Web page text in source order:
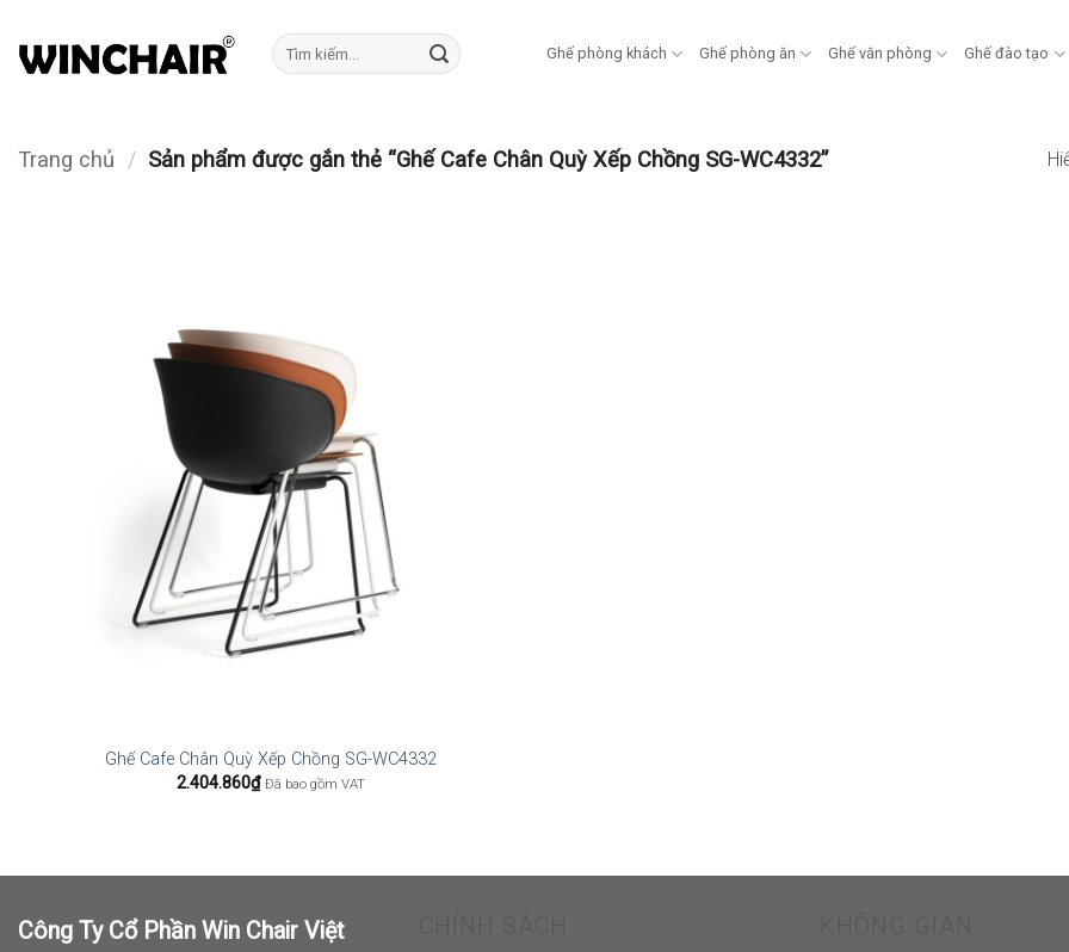
qua
Tìm
kiếm:
Ghế phòng khách Ghế phòng ăn Ghế văn phòng Ghế đào tạo
Trang chủ / Sản phẩm được gắn thẻ “Ghế Cafe Chân Quỳ Xếp Chồng SG-WC4332”
Ghế Cafe Chân Quỳ Xếp Chồng SG-WC4332
2.404.860₫ Đã bao gồm VAT
Công Ty Cổ Phần Win Chair Việt